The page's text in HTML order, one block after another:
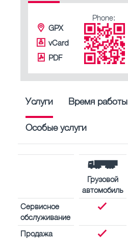
GPX
vCard
PDF
Phone:
Услуги Время работы
Особые услуги
Грузовой
автомобиль
Сервисное
обслуживание
Продажа